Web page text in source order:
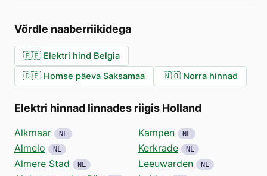
Võrdle naaberriikidega
🇧🇪 Elektri hind Belgia
🇩🇪 Homse päeva Saksamaa 🇳🇴 Norra hinnad
Elektri hinnad linnades riigis Holland
Alkmaar NL
Almelo NL
Almere Stad NL
Kampen NL
Kerkrade NL
Leeuwarden NL